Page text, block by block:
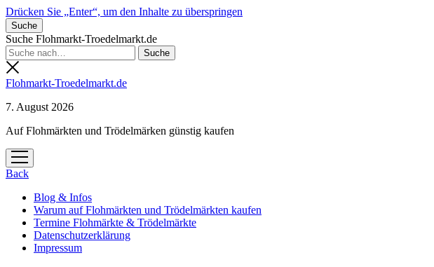
Drücken Sie „Enter“, um den Inhalte zu überspringen
Suche
Suche Flohmarkt-Troedelmarkt.de
Flohmarkt-Troedelmarkt.de
7. August 2026
Auf Flohmärkten und Trödelmärken günstig kaufen
Menü
öffnen
Back
Blog & Infos
Warum auf Flohmärkten und Trödelmärkten kaufen
Termine Flohmärkte & Trödelmärkte
Datenschutzerklärung
Impressum